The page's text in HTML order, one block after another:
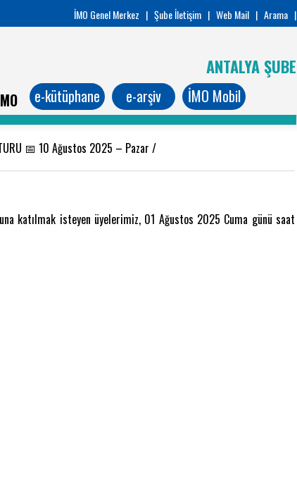
İMO Genel Merkez | Şube İletişim | Web Mail | Arama |
ANTALYA ŞUBE
e-kütüphane e-arşiv İMO Mobil
TURU 📅 10 Ağustos 2025 – Pazar /
katılmak isteyen üyelerimiz, 01 Ağustos 2025 Cuma günü saat